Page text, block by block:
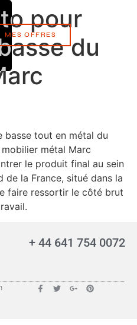
MES OFFRES
pour
du
basse tout en métal du
métal Marc
le produit final au sein
de la France, situé dans la
faire ressortir le côté brut
+ 44 641 754 0072